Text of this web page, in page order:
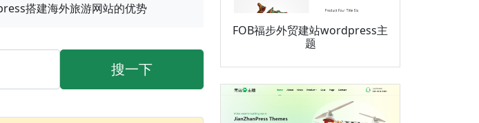
搭建海外旅游网站的优势
搜一下
FOB福步外贸建站wordpress主
题